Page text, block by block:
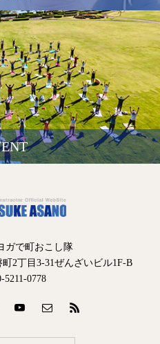
ガで町おこし隊
2丁目3-31ぜんざいビル1F-B
5211-0778